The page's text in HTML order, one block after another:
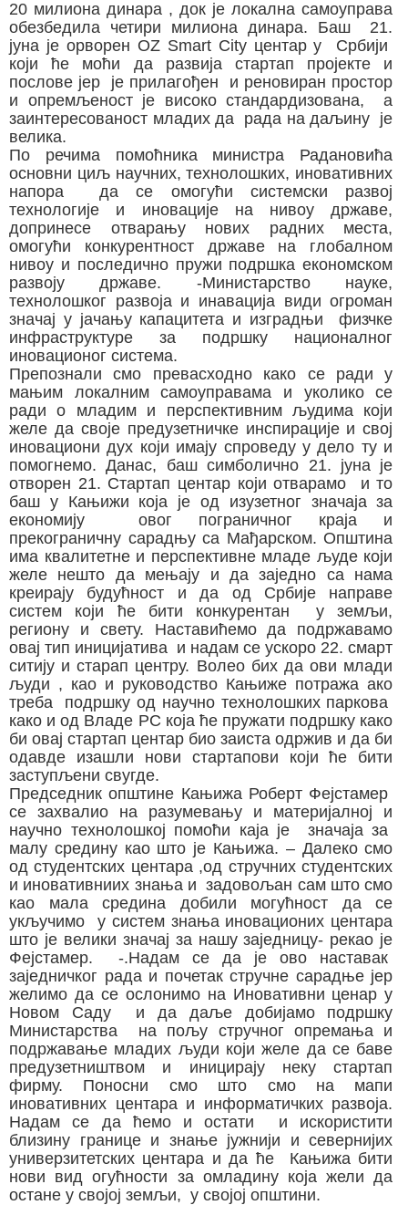
20 милиона динара , док је локална самоуправа
обезбедила четири милиона динара. Баш 21.
јуна је орворен OZ Smart City центар у Србији
који ће моћи да развија стартап пројекте и
послове јер је прилагођен и реновиран простор
и опремљеност је високо стандардизована, а
заинтересованост младих да рада на даљину је
велика.
По речима помоћника министра Радановића
основни циљ научних, технолошких, иновативних
напора да се омогући системски развој
технологије и иновације на нивоу државе,
допринесе отварању нових радних места,
омогући конкурентност државе на глобалном
нивоу и последично пружи подршка економском
развоју државе. -Министарство науке,
технолошког развоја и инавација види огроман
значај у јачању капацитета и изградњи физчке
инфраструктуре за подршку националног
иновационог система.
Препознали смо превасходно како се ради у
мањим локалним самоуправама и уколико се
ради о младим и перспективним људима који
желе да своје предузетничке инспирације и свој
иновациони дух који имају спроведу у дело ту и
помогнемо. Данас, баш симболично 21. јуна је
отворен 21. Стартап центар који отварамо и то
баш у Кањижи која је од изузетног значаја за
економију овог пограничног краја и
прекограничну сарадњу са Мађарском. Општина
има квалитетне и перспективне младе људе који
желе нешто да мењају и да заједно са нама
креирају будућност и да од Србије направе
систем који ће бити конкурентан у земљи,
региону и свету. Наставићемо да подржавамо
овај тип иницијатива и надам се ускоро 22. смарт
ситију и старап центру. Волео бих да ови млади
људи , као и руководство Кањиже потража ако
треба подршку од научно технолошких паркова
како и од Владе РС која ће пружати подршку како
би овај стартап центар био заиста одржив и да би
одавде изашли нови стартапови који ће бити
заступљени свугде.
Председник општине Кањижа Роберт Фејстамер
се захвалио на разумевању и материјалној и
научно технолошкој помоћи каја је значаја за
малу средину као што је Кањижа. – Далеко смо
од студентских центара ,од стручних студентских
и иновативниих знања и задовољан сам што смо
као мала средина добили могућност да се
укључимо у систем знања иновационих центара
што је велики значај за нашу заједницу- рекао је
Фејстамер. -.Надам се да је ово наставак
заједничког рада и почетак стручне сарадње јер
желимо да се ослонимо на Иновативни ценар у
Новом Саду и да даље добијамо подршку
Министарства на пољу стручног опремања и
подржавање младих људи који желе да се баве
предузетништвом и иницирају неку стартап
фирму. Поносни смо што смо на мапи
иновативних центара и информатичких развоја.
Надам се да ћемо и остати и искористити
близину границе и знање јужнији и севернијих
универзитетских центара и да ће Кањижа бити
нови вид огућности за омладину која жели да
остане у својој земљи, у својој општини.